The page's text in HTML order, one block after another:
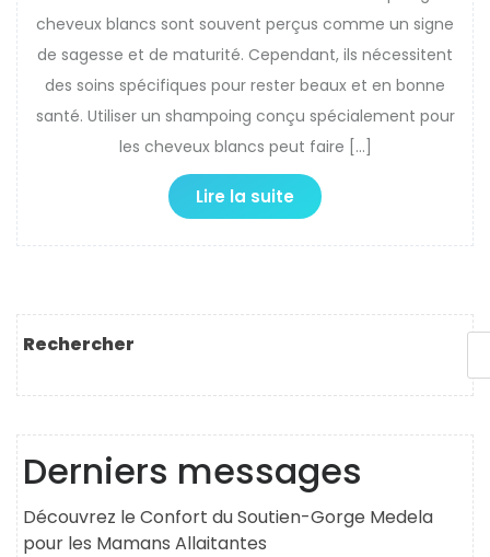
cheveux blancs sont souvent perçus comme un signe
de sagesse et de maturité. Cependant, ils nécessitent
des soins spécifiques pour rester beaux et en bonne
santé. Utiliser un shampoing conçu spécialement pour
les cheveux blancs peut faire […]
Lire la suite
Rechercher
Derniers messages
Découvrez le Confort du Soutien-Gorge Medela
pour les Mamans Allaitantes